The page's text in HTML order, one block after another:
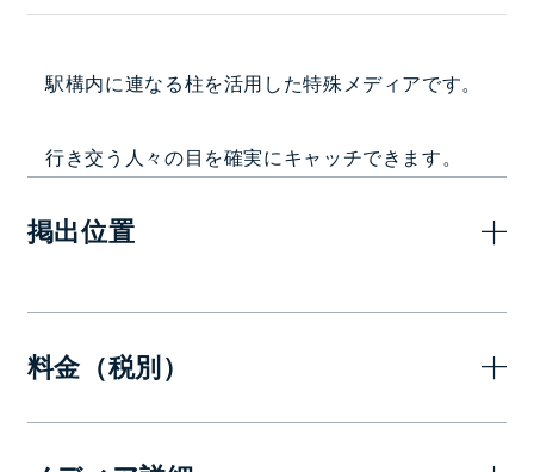
駅構内に連なる柱を活用した特殊メディアです。
行き交う人々の目を確実にキャッチできます。
掲出位置
料金（税別）
7日(1週間)